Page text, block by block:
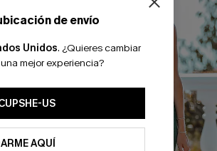
de envío
Unidos. ¿Quieres cambiar
mejor experiencia?
US
AQUÍ